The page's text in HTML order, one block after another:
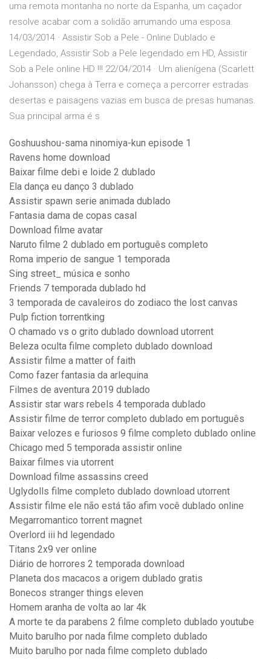
uma remota montanha no norte da Espanha, um caçador
resolve acabar com a solidão arrumando uma esposa.
14/03/2014 · Assistir Sob a Pele - Online Dublado e
Legendado, Assistir Sob a Pele legendado em HD, Assistir
Sob a Pele online HD !!! 22/04/2014 · Um alienígena (Scarlett
Johansson) chega à Terra e começa a percorrer estradas
desertas e paisagens vazias em busca de presas humanas.
Sua principal arma é s
Goshuushou-sama ninomiya-kun episode 1
Ravens home download
Baixar filme debi e loide 2 dublado
Ela dança eu danço 3 dublado
Assistir spawn serie animada dublado
Fantasia dama de copas casal
Download filme avatar
Naruto filme 2 dublado em português completo
Roma imperio de sangue 1 temporada
Sing street_ música e sonho
Friends 7 temporada dublado hd
3 temporada de cavaleiros do zodiaco the lost canvas
Pulp fiction torrentking
O chamado vs o grito dublado download utorrent
Beleza oculta filme completo dublado download
Assistir filme a matter of faith
Como fazer fantasia da arlequina
Filmes de aventura 2019 dublado
Assistir star wars rebels 4 temporada dublado
Assistir filme de terror completo dublado em português
Baixar velozes e furiosos 9 filme completo dublado online
Chicago med 5 temporada assistir online
Baixar filmes via utorrent
Download filme assassins creed
Uglydolls filme completo dublado download utorrent
Assistir filme ele não está tão afim você dublado online
Megarromantico torrent magnet
Overlord iii hd legendado
Titans 2x9 ver online
Diário de horrores 2 temporada download
Planeta dos macacos a origem dublado gratis
Bonecos stranger things eleven
Homem aranha de volta ao lar 4k
A morte te da parabens 2 filme completo dublado youtube
Muito barulho por nada filme completo dublado
Muito barulho por nada filme completo dublado